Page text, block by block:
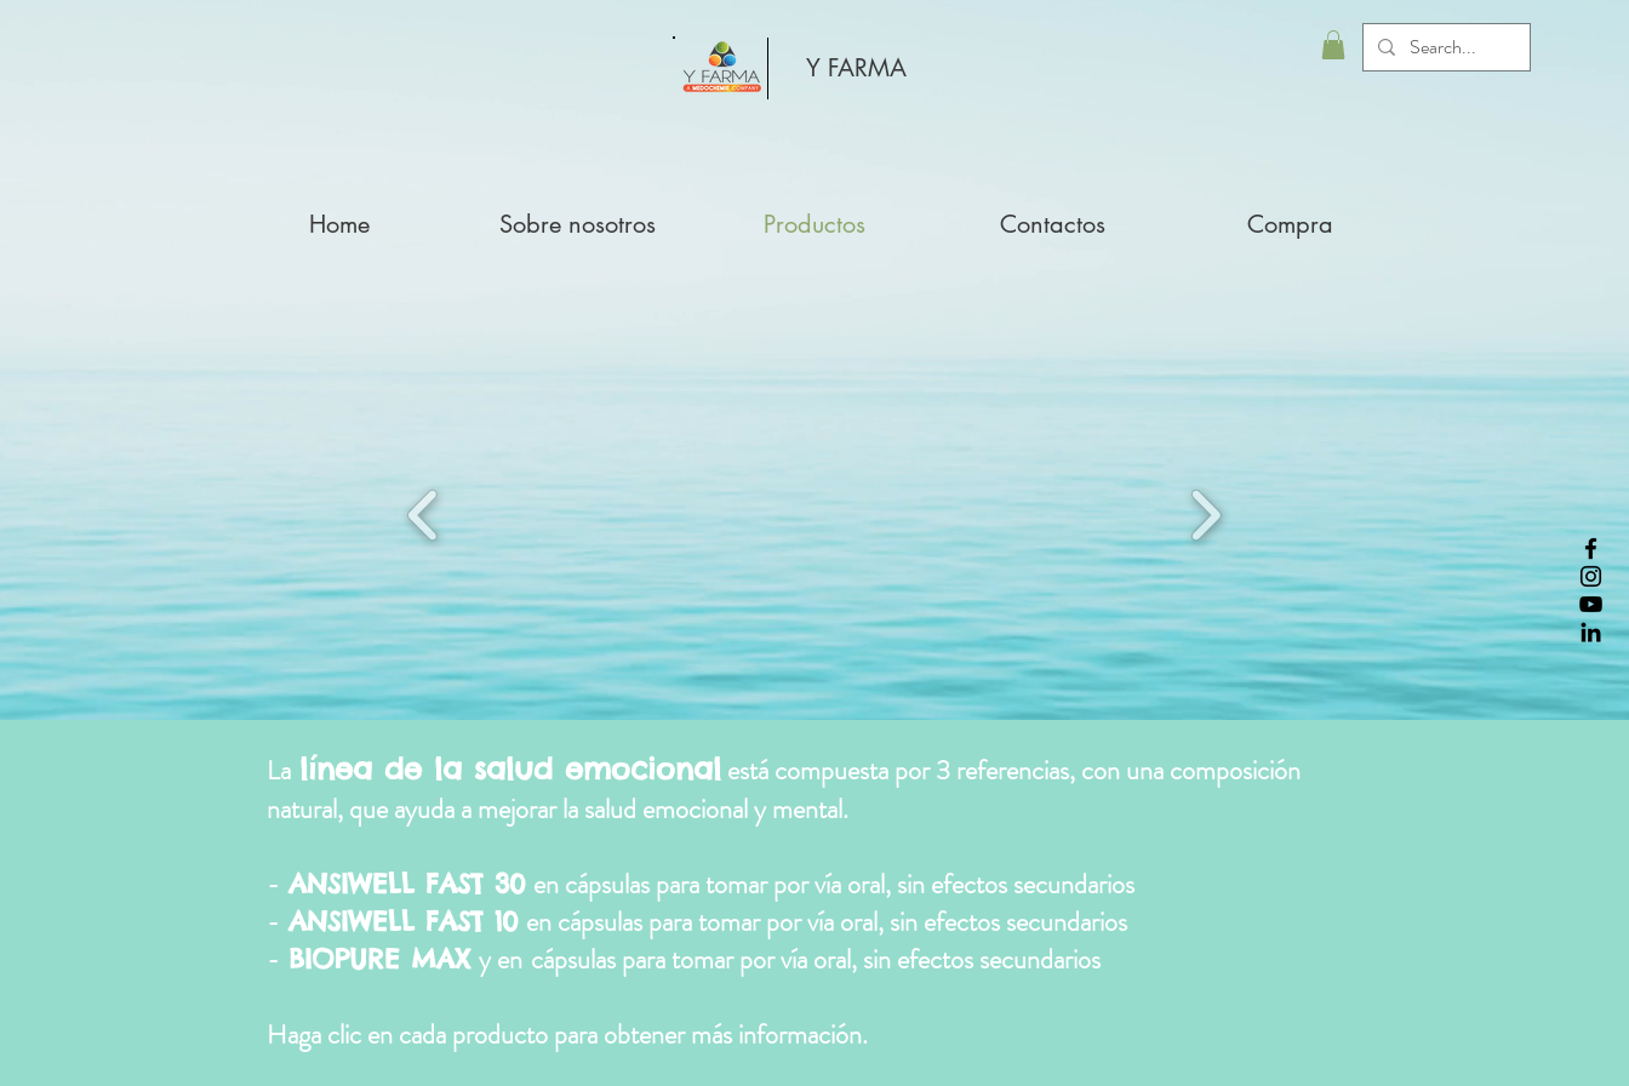
Y FARMA
Home Sobre nosotros Productos Contactos Compra
La línea de la salud emocional está compuesta por 3 referencias, con una composición
natural, que ayuda a mejorar la salud emocional y mental.
- ANSIWELL FAST 30 en cápsulas para tomar por vía oral, sin efectos secundarios
- ANSIWELL FAST 10 en cápsulas para tomar por vía oral, sin efectos secundarios
- BIOPURE MAX y en cápsulas para tomar por vía oral, sin efectos secundarios
Haga clic en cada producto para obtener más información.